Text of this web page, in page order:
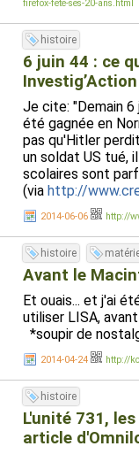
firefox-fete-ses-20-ans.html
histoire
6 juin 44 : ce
Investig’Action
Je cite: "Demain 6
été gagnée en
pas qu'Hitler
un soldat US tué,
scolaires sont
(via http://
2014-06-06 http://
histoire
Avant le
Et ouais... et j'ai
utiliser LISA,
*soupir de
2014-04-24 http://
histoire
L'unité 731,
article